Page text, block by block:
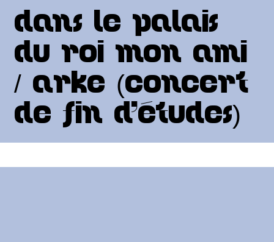
Dans le palais
du roi mon ami
/ Arke (concert
de fin d’études)